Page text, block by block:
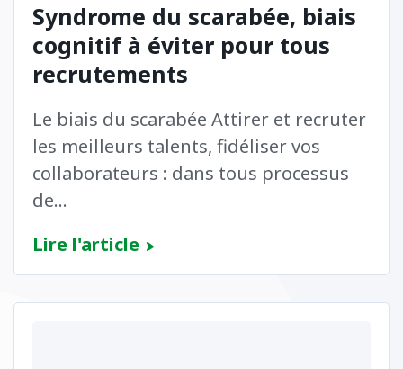
Syndrome du scarabée, biais
cognitif à éviter pour tous
recrutements
Le biais du scarabée Attirer et recruter
les meilleurs talents, fidéliser vos
collaborateurs : dans tous processus
de...
Lire l'article